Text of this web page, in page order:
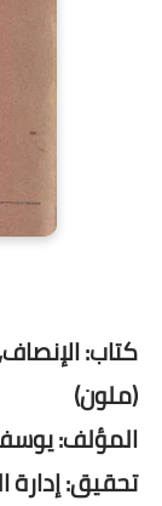
كتاب:
(ملون)
المؤلف: يوسف
تحقيق: إدارة